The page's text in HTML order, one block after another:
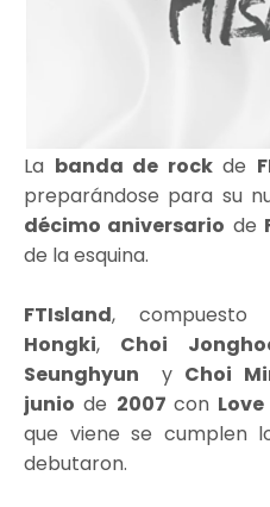
La banda de rockde
preparándose para su
décimo aniversario de
de la esquina.
FTIsland, compuesto
Hongki, Choi
Seunghyun
y Choi
junio de 2007con
que viene se cumplen
debutaron.